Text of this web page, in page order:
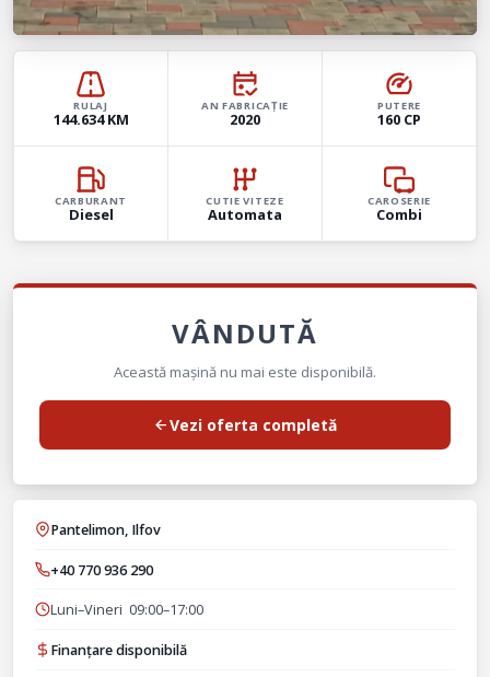
RULAJ
144.634 KM
AN FABRICAȚIE
2020
PUTERE
160 CP
CARBURANT
Diesel
CUTIE VITEZE
Automata
CAROSERIE
Combi
VÂNDUTĂ
Această mașină nu mai este disponibilă.
Vezi oferta completă
Pantelimon, Ilfov
+40 770 936 290
Luni–Vineri 09:00–17:00
Finanțare disponibilă